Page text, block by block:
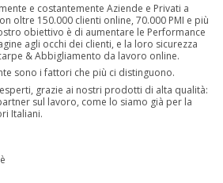
e costantemente Aziende e Privati a
oltre 150.000 clienti online, 70.000 PMI e più
obiettivo è di aumentare le Performance
agli occhi dei clienti, e la loro sicurezza
& Abbigliamento da lavoro online.
sono i fattori che più ci distinguono.
grazie ai nostri prodotti di alta qualità:
sul lavoro, come lo siamo già per la
Italiani.